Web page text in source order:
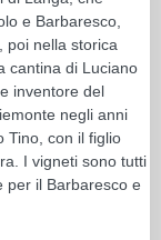
e Barbaresco,
poi nella storica
cantina di Luciano
inventore del
negli anni
Tino, con il figlio
I vigneti sono tutti
per il Barbaresco e